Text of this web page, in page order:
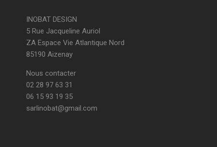
INOBAT DESIGN
5 Rue Jacqueline Auriol
ZA Espace Vie Atlantique Nord
85190 Aizenay
Nous contacter
02 28 97 63 31
06 15 93 19 35
sarlinobat@gmail.com